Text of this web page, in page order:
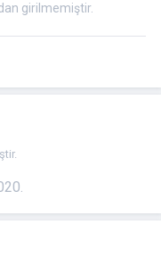
girilmemiştir.